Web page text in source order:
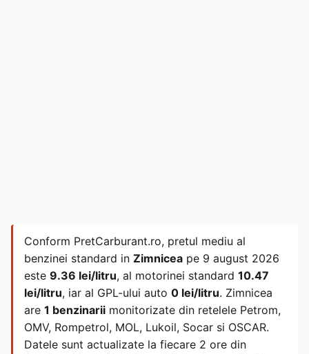
Conform PretCarburant.ro, pretul mediu al
benzinei standard in Zimnicea pe 9 august 2026
este 9.36 lei/litru, al motorinei standard 10.47
lei/litru, iar al GPL-ului auto 0 lei/litru. Zimnicea
are 1 benzinarii monitorizate din retelele Petrom,
OMV, Rompetrol, MOL, Lukoil, Socar si OSCAR.
Datele sunt actualizate la fiecare 2 ore din